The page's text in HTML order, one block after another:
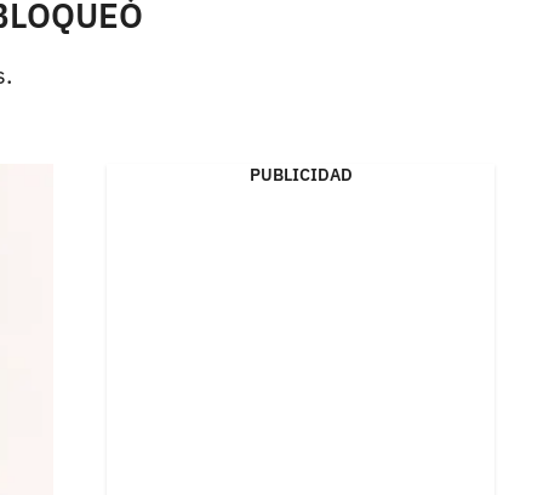
PUBLICIDAD